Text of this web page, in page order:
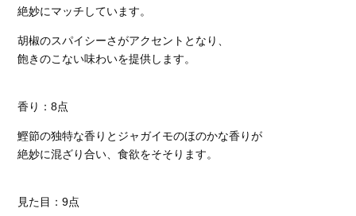
絶妙にマッチしています。
胡椒のスパイシーさがアクセントとなり、
飽きのこない味わいを提供します。
香り：8点
鰹節の独特な香りとジャガイモのほのかな香りが
絶妙に混ざり合い、食欲をそそります。
見た目：9点